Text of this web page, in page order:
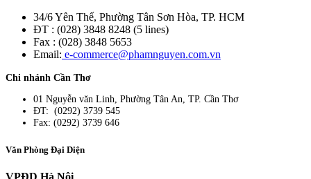
34/6 Yên Thế, Phường Tân Sơn Hòa, TP. HCM
ĐT : (028) 3848 8248 (5 lines)
Fax : (028) 3848 5653
Email: e-commerce@phamnguyen.com.vn
Chi nhánh Cần Thơ
01 Nguyễn văn Linh, Phường Tân An, TP. Cần Thơ
ĐT: (0292) 3739 545
Fax: (0292) 3739 646
Văn Phòng Đại Diện
VPĐD Hà Nội